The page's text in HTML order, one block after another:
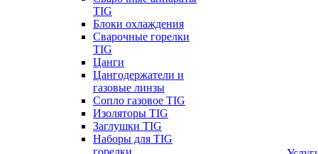
TIG
Блоки охлаждения
Сварочные горелки
TIG
Цанги
Цангодержатели и
газовые линзы
Сопло газовое TIG
Изоляторы TIG
Заглушки TIG
Наборы для TIG
горелки